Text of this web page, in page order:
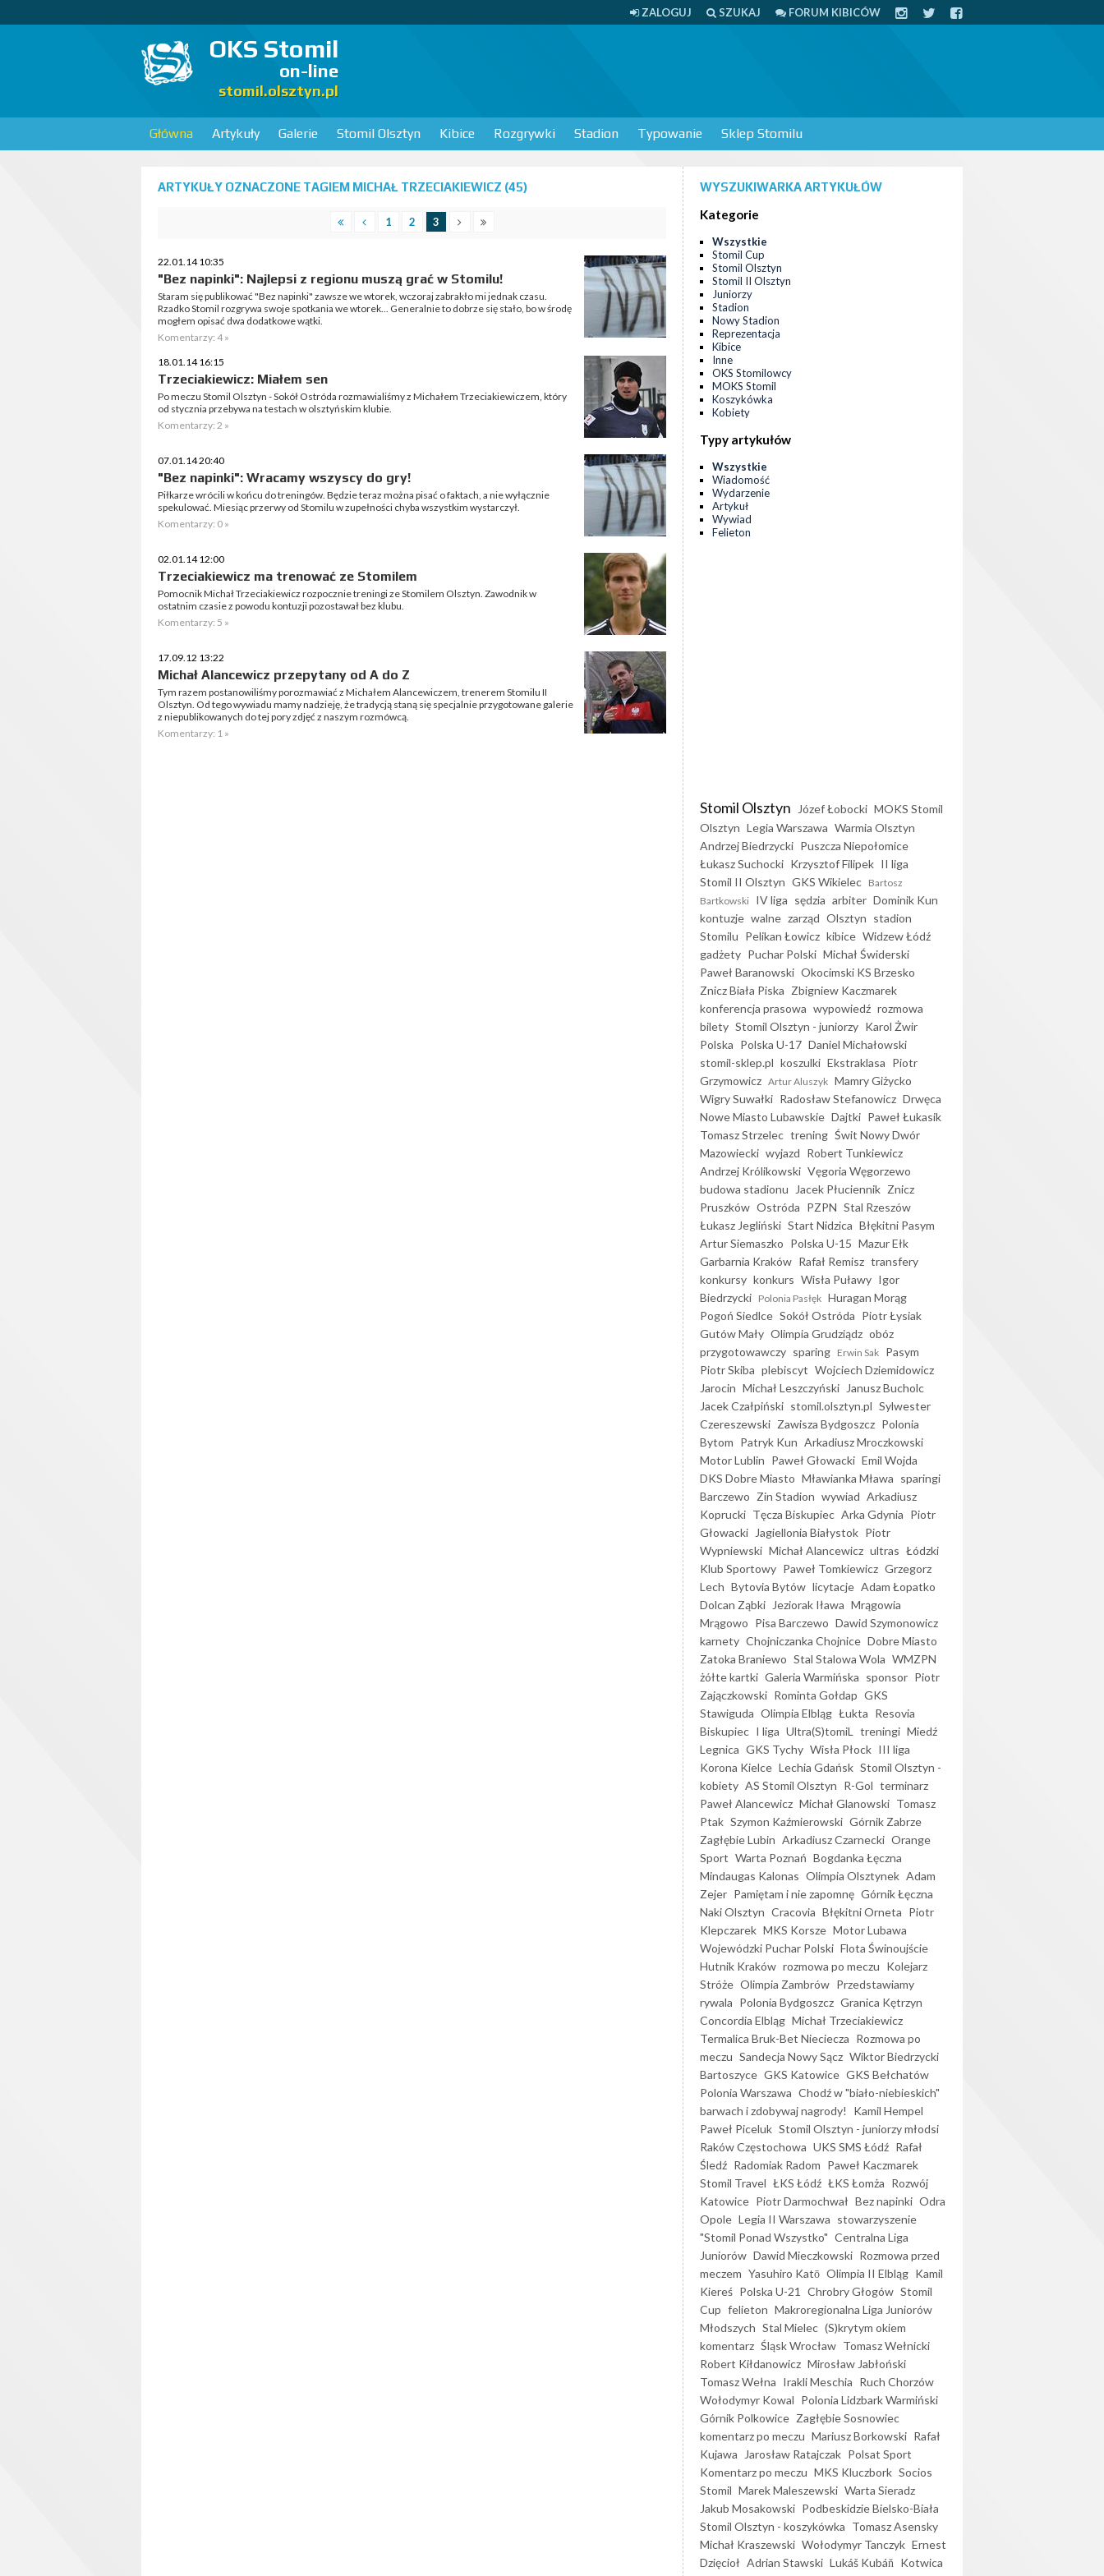
ZALOGUJ SZUKAJ FORUM KIBICÓW
OKS Stomil
on-line
stomil.olsztyn.pl
Główna Artykuły Galerie Stomil Olsztyn Kibice Rozgrywki Stadion Typowanie Sklep Stomilu
ARTYKUŁY OZNACZONE TAGIEM MICHAŁ TRZECIAKIEWICZ (45)
1 2 3
22.01.14 10:35
"Bez napinki": Najlepsi z regionu muszą grać w Stomilu!
Staram się publikować "Bez napinki" zawsze we wtorek, wczoraj zabrakło mi jednak czasu.
Rzadko Stomil rozgrywa swoje spotkania we wtorek... Generalnie to dobrze się stało, bo w środę
mogłem opisać dwa dodatkowe wątki.
Komentarzy: 4 »
18.01.14 16:15
Trzeciakiewicz: Miałem sen
Po meczu Stomil Olsztyn - Sokół Ostróda rozmawialiśmy z Michałem Trzeciakiewiczem, który
od stycznia przebywa na testach w olsztyńskim klubie.
Komentarzy: 2 »
07.01.14 20:40
"Bez napinki": Wracamy wszyscy do gry!
Piłkarze wrócili w końcu do treningów. Będzie teraz można pisać o faktach, a nie wyłącznie
spekulować. Miesiąc przerwy od Stomilu w zupełności chyba wszystkim wystarczył.
Komentarzy: 0 »
02.01.14 12:00
Trzeciakiewicz ma trenować ze Stomilem
Pomocnik Michał Trzeciakiewicz rozpocznie treningi ze Stomilem Olsztyn. Zawodnik w
ostatnim czasie z powodu kontuzji pozostawał bez klubu.
Komentarzy: 5 »
17.09.12 13:22
Michał Alancewicz przepytany od A do Z
Tym razem postanowiliśmy porozmawiać z Michałem Alancewiczem, trenerem Stomilu II
Olsztyn. Od tego wywiadu mamy nadzieję, że tradycją staną się specjalnie przygotowane galerie
z niepublikowanych do tej pory zdjęć z naszym rozmówcą.
Komentarzy: 1 »
WYSZUKIWARKA ARTYKUŁÓW
Kategorie
Wszystkie
Stomil Cup
Stomil Olsztyn
Stomil II Olsztyn
Juniorzy
Stadion
Nowy Stadion
Reprezentacja
Kibice
Inne
OKS Stomilowcy
MOKS Stomil
Koszykówka
Kobiety
Typy artykułów
Wszystkie
Wiadomość
Wydarzenie
Artykuł
Wywiad
Felieton
Stomil Olsztyn Józef Łobocki MOKS Stomil
Olsztyn Legia Warszawa Warmia Olsztyn
Andrzej Biedrzycki Puszcza Niepołomice
Łukasz Suchocki Krzysztof Filipek II liga
Stomil II Olsztyn GKS Wikielec Bartosz
Bartkowski IV liga sędzia arbiter Dominik Kun
kontuzje walne zarząd Olsztyn stadion
Stomilu Pelikan Łowicz kibice Widzew Łódź
gadżety Puchar Polski Michał Świderski
Paweł Baranowski Okocimski KS Brzesko
Znicz Biała Piska Zbigniew Kaczmarek
konferencja prasowa wypowiedź rozmowa
bilety Stomil Olsztyn - juniorzy Karol Żwir
Polska Polska U-17 Daniel Michałowski
stomil-sklep.pl koszulki Ekstraklasa Piotr
Grzymowicz Artur Aluszyk Mamry Giżycko
Wigry Suwałki Radosław Stefanowicz Drwęca
Nowe Miasto Lubawskie Dajtki Paweł Łukasik
Tomasz Strzelec trening Świt Nowy Dwór
Mazowiecki wyjazd Robert Tunkiewicz
Andrzej Królikowski Vęgoria Węgorzewo
budowa stadionu
Jacek Płuciennik Znicz
Pruszków Ostróda PZPN Stal Rzeszów
Łukasz Jegliński Start Nidzica Błękitni Pasym
Artur Siemaszko Polska U-15 Mazur Ełk
Garbarnia Kraków Rafał Remisz transfery
konkursy konkurs Wisła Puławy Igor
Biedrzycki Polonia Pasłęk Huragan Morąg
Pogoń Siedlce Sokół Ostróda Piotr Łysiak
Gutów Mały Olimpia Grudziądz obóz
przygotowawczy sparing Erwin Sak Pasym
Piotr Skiba plebiscyt Wojciech Dziemidowicz
Jarocin Michał Leszczyński
Janusz Bucholc
Jacek Czałpiński stomil.olsztyn.pl Sylwester
Czereszewski Zawisza Bydgoszcz Polonia
Bytom Patryk Kun Arkadiusz Mroczkowski
Motor Lublin Paweł Głowacki Emil Wojda
DKS Dobre Miasto Mławianka Mława sparingi
Barczewo Zin Stadion wywiad Arkadiusz
Koprucki Tęcza Biskupiec Arka Gdynia Piotr
Głowacki
Jagiellonia Białystok Piotr
Wypniewski Michał Alancewicz ultras Łódzki
Klub Sportowy Paweł Tomkiewicz Grzegorz
Lech Bytovia Bytów licytacje Adam Łopatko
Dolcan Ząbki
Jeziorak Iława Mrągowia
Mrągowo Pisa Barczewo Dawid Szymonowicz
karnety Chojniczanka Chojnice Dobre Miasto
Zatoka Braniewo Stal Stalowa Wola WMZPN
żółte kartki Galeria Warmińska sponsor Piotr
Zajączkowski Rominta Gołdap GKS
Stawiguda Olimpia Elbląg Łukta Resovia
Biskupiec I liga Ultra(S)tomiL treningi Miedź
Legnica GKS Tychy Wisła Płock III liga
Korona Kielce Lechia Gdańsk Stomil Olsztyn -
kobiety AS Stomil Olsztyn R-Gol terminarz
Paweł Alancewicz Michał Glanowski Tomasz
Ptak Szymon Kaźmierowski Górnik Zabrze
Zagłębie Lubin Arkadiusz Czarnecki Orange
Sport Warta Poznań Bogdanka Łęczna
Mindaugas Kalonas Olimpia Olsztynek Adam
Zejer Pamiętam i nie zapomnę Górnik Łęczna
Naki Olsztyn Cracovia Błękitni Orneta Piotr
Klepczarek MKS Korsze Motor Lubawa
Wojewódzki Puchar Polski Flota Świnoujście
Hutnik Kraków rozmowa po meczu Kolejarz
Stróże Olimpia Zambrów Przedstawiamy
rywala Polonia Bydgoszcz Granica Kętrzyn
Concordia Elbląg Michał Trzeciakiewicz
Termalica Bruk-Bet Nieciecza Rozmowa po
meczu Sandecja Nowy Sącz Wiktor Biedrzycki
Bartoszyce GKS Katowice GKS Bełchatów
Polonia Warszawa Chodź w "biało-niebieskich"
barwach i zdobywaj nagrody!
Kamil Hempel
Paweł Piceluk Stomil Olsztyn - juniorzy młodsi
Raków Częstochowa UKS SMS Łódź Rafał
Śledź Radomiak Radom Paweł Kaczmarek
Stomil Travel ŁKS Łódź ŁKS Łomża Rozwój
Katowice Piotr Darmochwał Bez napinki Odra
Opole Legia II Warszawa stowarzyszenie
"Stomil Ponad Wszystko" Centralna Liga
Juniorów Dawid Mieczkowski Rozmowa przed
meczem Yasuhiro Katō Olimpia II Elbląg Kamil
Kiereś Polska U-21 Chrobry Głogów Stomil
Cup felieton Makroregionalna Liga Juniorów
Młodszych Stal Mielec (S)krytym okiem
komentarz Śląsk Wrocław Tomasz Wełnicki
Robert Kiłdanowicz Mirosław Jabłoński
Tomasz Wełna Irakli Meschia Ruch Chorzów
Wołodymyr Kowal Polonia Lidzbark Warmiński
Górnik Polkowice Zagłębie Sosnowiec
komentarz po meczu Mariusz Borkowski Rafał
Kujawa
Jarosław Ratajczak Polsat Sport
Komentarz po meczu MKS Kluczbork Socios
Stomil Marek Maleszewski Warta Sieradz
Jakub Mosakowski Podbeskidzie Bielsko-Biała
Stomil Olsztyn - koszykówka Tomasz Asensky
Michał Kraszewski Wołodymyr Tanczyk Ernest
Dzięcioł Adrian Stawski Lukáš Kubáň Kotwica